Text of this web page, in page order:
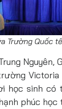
Trường Quốc
Nguyên,
học sinh có
phúc